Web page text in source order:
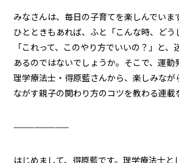
みなさんは、毎日の子育てを楽しんでいま
ひとときもあれば、ふと「こんな時、どう
「これって、このやり方でいいの？」と
あるのではないでしょうか。そこで、運動
理学療法士・得原藍さんから、楽しみなが
ながす親子の関わり方のコツを教わる連載
————————
はじめまして、得原藍です。理学療法士と